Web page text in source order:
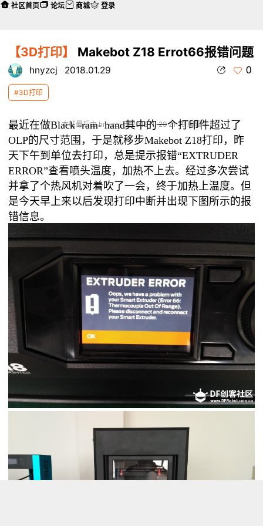
【3D打印】 Makebot Z18 Errot66报错问题
hnyzcj 2018.01.29 0
#3D打印
本帖最后由 hnyzcj 于 2018-1-29 21:19 编辑
最近在做Black -ram- hand其中的一个打印件超过了
OLP的尺寸范围，于是就移步Makebot Z18打印，昨
天下午到单位去打印，总是提示报错“EXTRUDER
ERROR”查看喷头温度，加热不上去。经过多次尝试
并拿了个热风机对着吹了一会，终于加热上温度。但
是今天早上来以后发现打印中断并出现下图所示的报
错信息。
社区首页 论坛 商城 登录